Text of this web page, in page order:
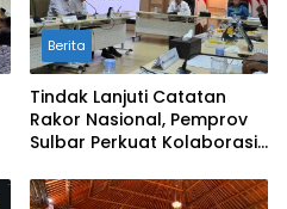
Berita
Tindak Lanjuti Catatan
Rakor Nasional, Pemprov
Sulbar Perkuat Kolaborasi
BSPS